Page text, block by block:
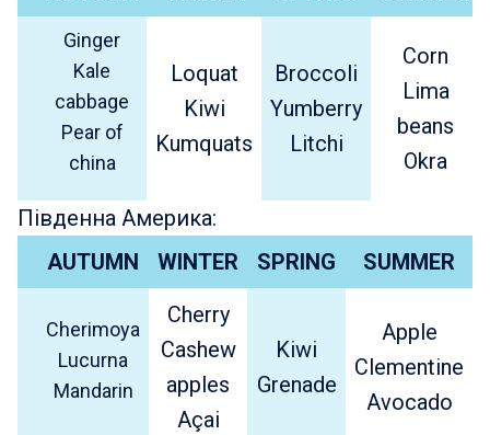
Ginger
Kale
cabbage
Pear of
china
Loquat
Kiwi
Kumquats
Broccoli
Yumberry
Litchi
Corn
Lima
beans
Okra
Південна Америка:
AUTUMN
WINTER SPRING SUMMER
Cherimoya
Lucurna
Mandarin
Cherry
Cashew
apples
Açai
Kiwi
Grenade
Apple
Clementine
Avocado